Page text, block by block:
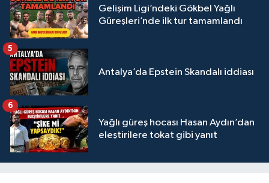
Gelişim Ligi’ndeki Gökbel Yağlı
Güreşleri’nde ilk tur tamamlandı
Antalya’da Epstein Skandalı iddiası
5
Yağlı güreş hocası Hasan Aydın’dan
eleştirilere tokat gibi yanıt
6